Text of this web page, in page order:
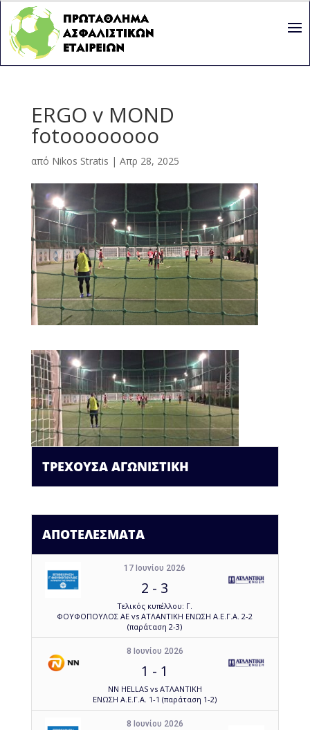
ERGO v MOND
fotoooooooo
από Nikos Stratis | Απρ 28, 2025
ΤΡΕΧΟΥΣΑ ΑΓΩΝΙΣΤΙΚΗ
ΑΠΟΤΕΛΕΣΜΑΤΑ
17 Ιουνίου 2026
2 - 3
Τελικός κυπέλλου: Γ.
ΦΟΥΦΟΠΟΥΛΟΣ ΑΕ vs ΑΤΛΑΝΤΙΚΗ ΕΝΩΣΗ Α.Ε.Γ.Α. 2-2
(παράταση 2-3)
8 Ιουνίου 2026
1 - 1
NN HELLAS vs ΑΤΛΑΝΤΙΚΗ
ΕΝΩΣΗ Α.Ε.Γ.Α. 1-1 (παράταση 1-2)
8 Ιουνίου 2026